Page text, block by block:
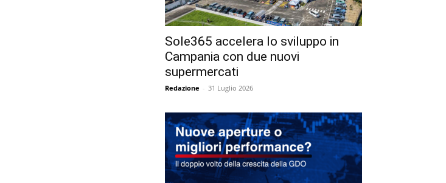
Sole365 accelera lo sviluppo in
Campania con due nuovi
supermercati
Redazione - 31 Luglio 2026